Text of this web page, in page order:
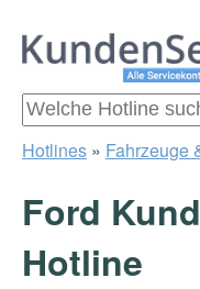
Zum
Inhalt
Suchen
Hotlines » Fahrzeuge
Ford
Hotline